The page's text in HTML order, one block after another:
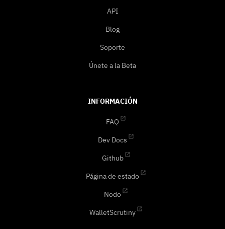
API
Blog
Soporte
Únete a la Beta
INFORMACIÓN
FAQ
Dev Docs
Github
Página de estado
Nodo
WalletScrutiny